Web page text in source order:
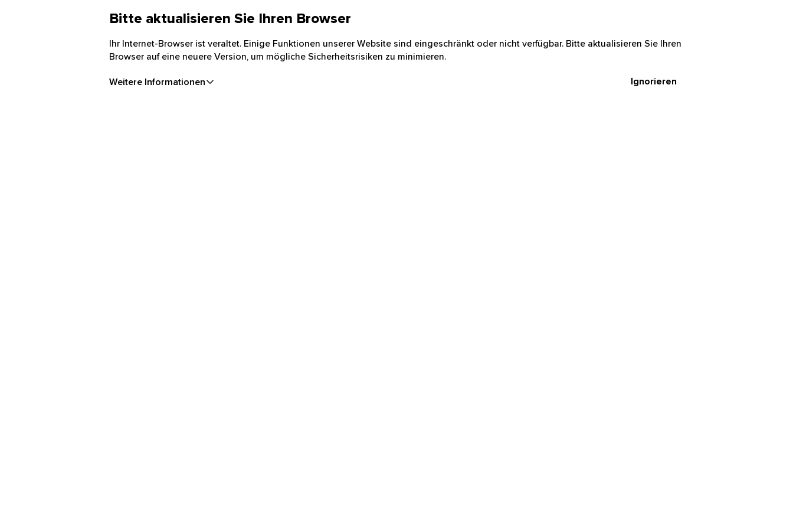
Bitte aktualisieren Sie Ihren Browser
Ihr Internet-Browser ist veraltet. Einige Funktionen unserer Website sind eingeschränkt oder nicht verfügbar. Bitte aktualisieren Sie Ihren
Browser auf eine neuere Version, um mögliche Sicherheitsrisiken zu minimieren.
Weitere Informationen Ignorieren